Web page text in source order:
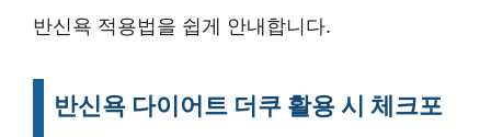
반신욕 적용법을 쉽게 안내합니다.
반신욕 다이어트 더쿠 활용 시 체크포